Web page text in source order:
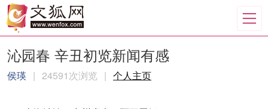
沁园春 辛丑初览新闻有感
侯瑛 | 24591次浏览 | 个人主页